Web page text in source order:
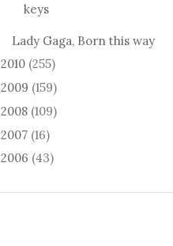
keys
Lady Gaga, Born this way
2010 (255)
2009 (159)
2008 (109)
2007 (16)
2006 (43)